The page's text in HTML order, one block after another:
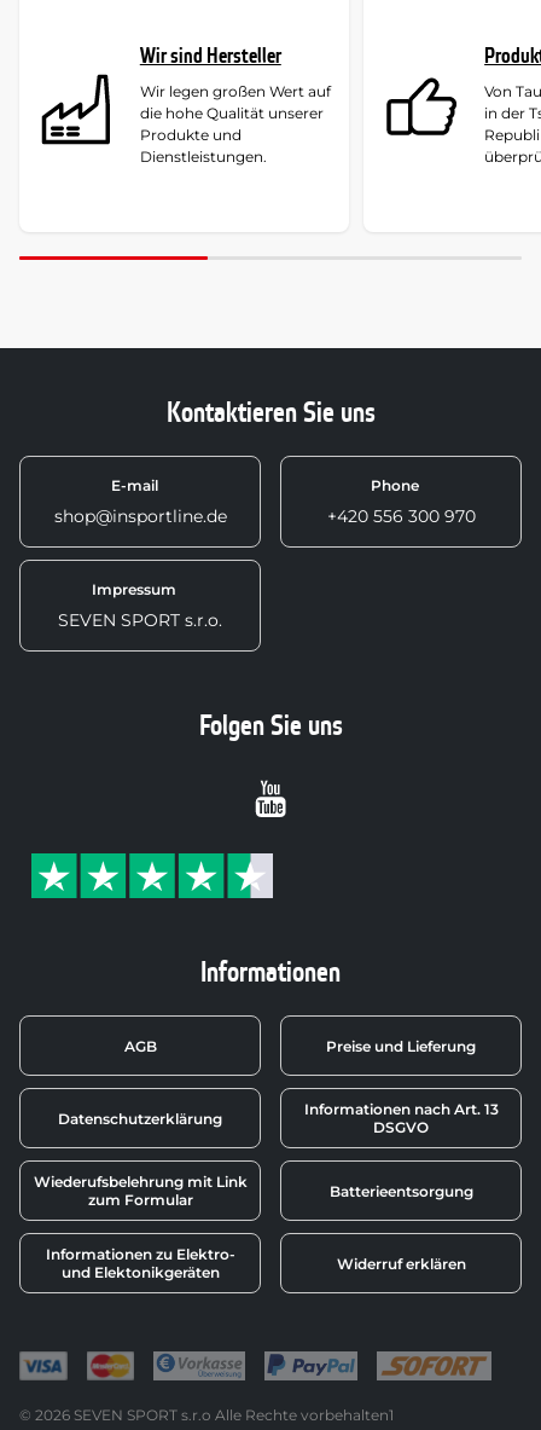
Wir sind Hersteller
Wir legen großen Wert auf
die hohe Qualität unserer
Produkte und
Dienstleistungen.
Von
in der
Kontaktieren Sie uns
E-mail
shop@insportline.de
Phone
+420 556 300 970
Impressum
SEVEN SPORT s.r.o.
Informationen
AGB Preise und Lieferung
Datenschutzerklärung
Informationen nach Art. 13
DSGVO
Wiederufsbelehrung mit Link
zum Formular
Batterieentsorgung
Informationen zu Elektro-
und Elektonikgeräten
Widerruf erklären
Folgen Sie uns
Youtube
© 2026 SEVEN SPORT s.r.o Alle Rechte vorbehalten1